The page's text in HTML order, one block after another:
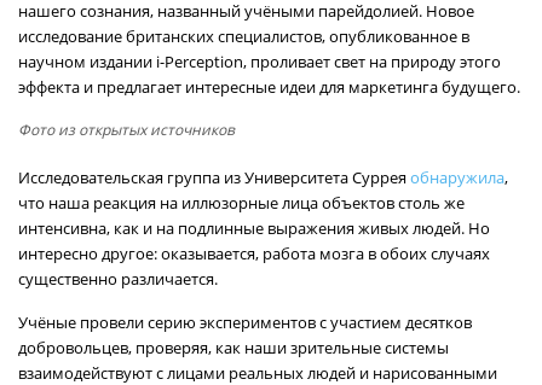
нашего сознания, названный учёными парейдолией. Новое
исследование британских специалистов, опубликованное в
научном издании i-Perception, проливает свет на природу этого
эффекта и предлагает интересные идеи для маркетинга будущего.
Фото из открытых источников
Исследовательская группа из Университета Сурреяобнаружила,
что наша реакция на иллюзорные лица объектов столь же
интенсивна, как и на подлинные выражения живых людей. Но
интересно другое: оказывается, работа мозга в обоих случаях
существенно различается.
Учёные провели серию экспериментов с участием десятков
добровольцев, проверяя, как наши зрительные системы
взаимодействуют с лицами реальных людей и нарисованными